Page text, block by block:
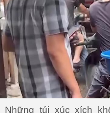
Những túi xúc xích